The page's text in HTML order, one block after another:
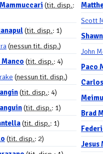
(tit. disp.:
(tit. disp.: 1)
(nessun tit. disp.)
(tit. disp.: 4)
(nessun tit. disp.)
(tit. disp.: 4)
(tit. disp.: 1)
(tit. disp.: 1)
(tit. disp.: 2)
Scott
John
Paco
Meimu
Brad
Jesus